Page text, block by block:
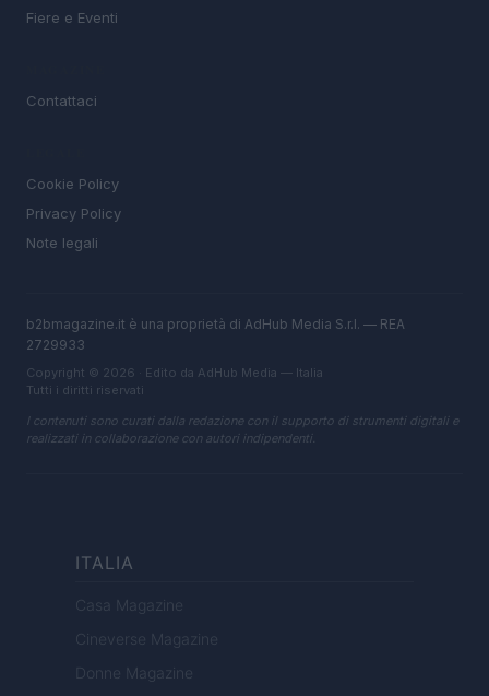
Fiere e Eventi
Contattaci
Cookie Policy
Privacy Policy
Note legali
b2bmagazine.it è una proprietà di AdHub Media S.r.l. — REA
2729933
Copyright © 2026 · Edito da AdHub Media — Italia
Tutti i diritti riservati
I contenuti sono curati dalla redazione con il supporto di strumenti digitali e
realizzati in collaborazione con autori indipendenti.
ITALIA
Casa Magazine
Cineverse Magazine
Donne Magazine